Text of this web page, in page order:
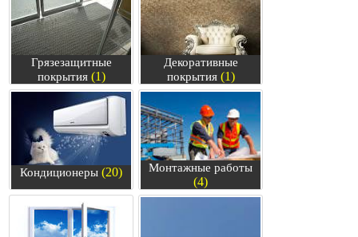
Грязезащитные
покрытия(1)
Декоративные
покрытия(1)
Кондиционеры (20) Монтажные работы
(4)